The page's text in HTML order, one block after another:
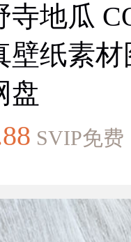
寺地瓜
壁纸素
盘
SVIP免费